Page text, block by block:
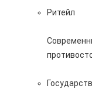
Ритейл